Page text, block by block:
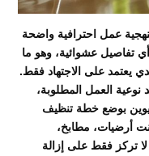
عمل احترافية واضحة
تفاصيل عشوائية، وهو ما
يعتمد على الاجتهاد فقط.
نوعية العمل المطلوبة،
بوضع خطة تنظيف
أرضيات، مطابخ،
تركز فقط على إزالة